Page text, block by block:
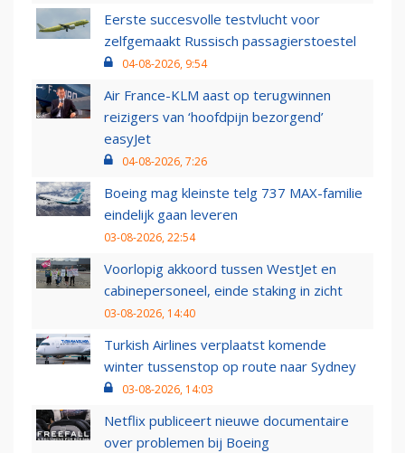
Eerste succesvolle testvlucht voor
zelfgemaakt Russisch passagierstoestel
04-08-2026, 9:54
Air France-KLM aast op terugwinnen
reizigers van ‘hoofdpijn bezorgend’
easyJet
04-08-2026, 7:26
Boeing mag kleinste telg 737 MAX-familie
eindelijk gaan leveren
03-08-2026, 22:54
Voorlopig akkoord tussen WestJet en
cabinepersoneel, einde staking in zicht
03-08-2026, 14:40
Turkish Airlines verplaatst komende
winter tussenstop op route naar Sydney
03-08-2026, 14:03
Netflix publiceert nieuwe documentaire
over problemen bij Boeing